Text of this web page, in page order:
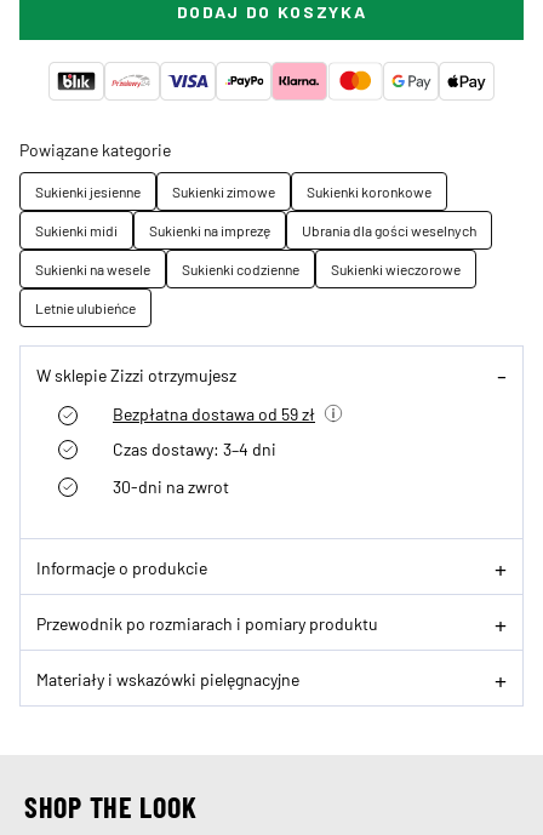
DODAJ DO KOSZYKA
Powiązane kategorie
Sukienki jesienne Sukienki zimowe
Sukienki koronkowe
Sukienki midi
Sukienki na imprezę
Ubrania dla gości weselnych
Sukienki na wesele
Sukienki codzienne
Sukienki wieczorowe
Letnie ulubieńce
W sklepie Zizzi otrzymujesz
Bezpłatna dostawa od 59 zł
Czas dostawy: 3–4 dni
30-dni na zwrot
Informacje o produkcie
Przewodnik po rozmiarach i pomiary produktu
Materiały i wskazówki pielęgnacyjne
SHOP THE LOOK